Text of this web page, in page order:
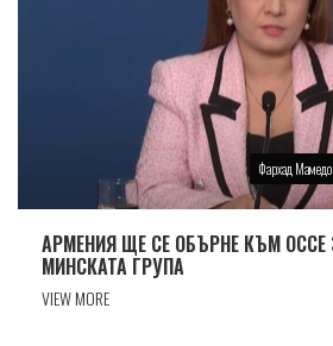
Фархад
АРМЕНИЯ ЩЕ СЕ ОБЪРНЕ КЪМ ОССЕ
МИНСКАТА ГРУПА
VIEW MORE